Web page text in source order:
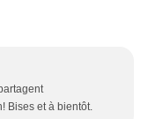
Bises et à bientôt.